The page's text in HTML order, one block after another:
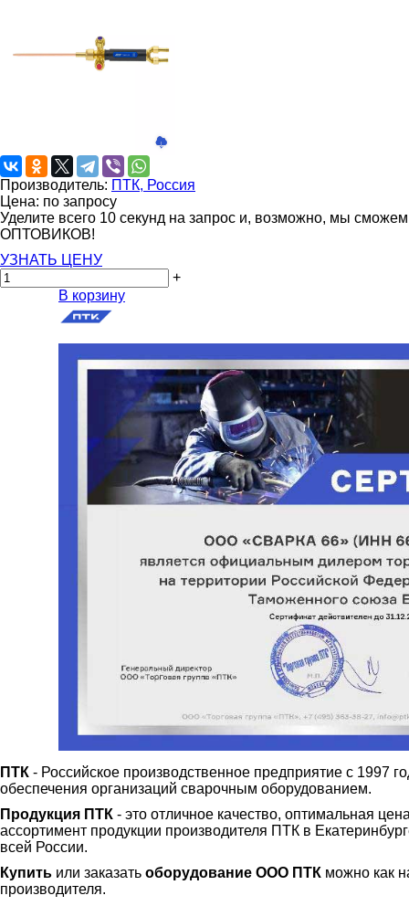
Производитель: ПТК, Россия
Цена: по запросу
Уделите всего 10 секунд на запрос и, возможно, мы
ОПТОВИКОВ!
УЗНАТЬ ЦЕНУ
+
В корзину
ПТК - Российское производственное предприятие с 1997
обеспечения организаций сварочным оборудованием.
Продукция ПТК - это отличное качество, оптимальная
ассортимент продукции производителя ПТК в
всей России.
Купить или заказать оборудование ООО ПТК можно как
производителя.